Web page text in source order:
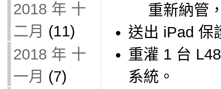
2018 年 十
二月 (11)
2018 年 十
一月 (7)
重新納管
送出 iPad 保
重灌 1 台
系統。